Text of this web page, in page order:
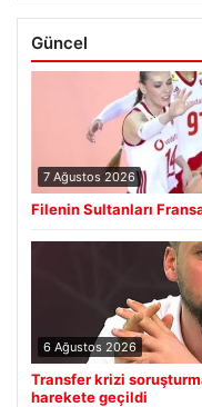
Güncel
7 Ağustos 2026
Filenin Sultanları
6 Ağustos 2026
Transfer krizi
harekete geçildi